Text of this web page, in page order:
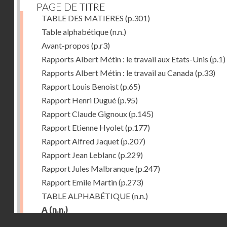
PAGE DE TITRE
TABLE DES MATIERES (p.301)
Table alphabétique(n.n.)
Avant-propos (p.r3)
Rapports Albert Métin : le travail aux Etats-Unis (p.1)
Rapports Albert Métin : le travail au Canada(p.33)
Rapport Louis Benoist(p.65)
Rapport Henri Dugué(p.95)
Rapport Claude Gignoux(p.145)
Rapport Etienne Hyolet(p.177)
Rapport Alfred Jaquet(p.207)
Rapport Jean Leblanc (p.229)
Rapport Jules Malbranque(p.247)
Rapport Emile Martin(p.273)
TABLE ALPHABÉTIQUE(n.n.)
A (n.n.)